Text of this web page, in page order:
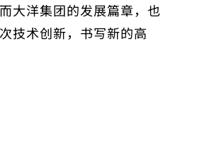
大洋集团的发展篇章，也
技术创新，书写新的高